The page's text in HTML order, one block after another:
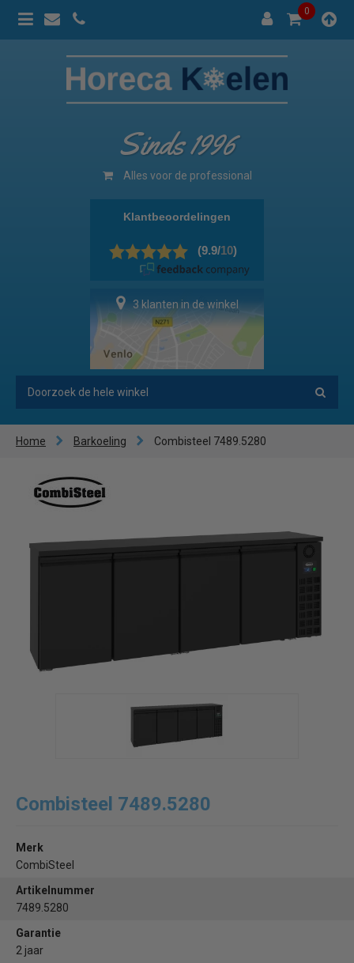
0
Sinds 1996
Alles voor de professional
3 klanten in de winkel
Home Barkoeling Combisteel 7489.5280
Combisteel 7489.5280
Merk
CombiSteel
Artikelnummer
7489.5280
Garantie
2 jaar